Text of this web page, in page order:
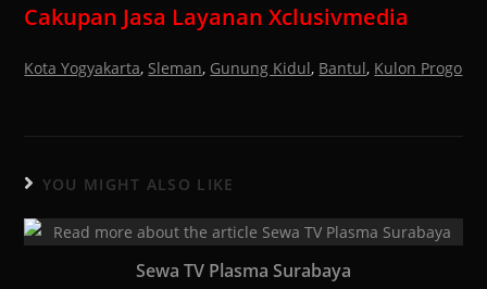
Cakupan Jasa Layanan Xclusivmedia
Kota Yogyakarta, Sleman, Gunung Kidul, Bantul, Kulon Progo
YOU MIGHT ALSO LIKE
Sewa TV Plasma Surabaya